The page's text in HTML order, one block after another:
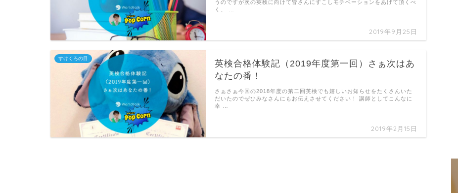
2019年9月25日
うのですが次の英検に向けて皆さんにすこしモチベーションをあげて頂くべ
く、 …
すけくろの目
英検合格体験記（2019年度第一回）さぁ次はあ
なたの番！
2019年2月15日
さぁさぁ今回の2018年度の第二回英検でも嬉しいお知らせをたくさんいた
だいたのでぜひみなさんにもお伝えさせてください！ 講師としてこんなに
幸 …